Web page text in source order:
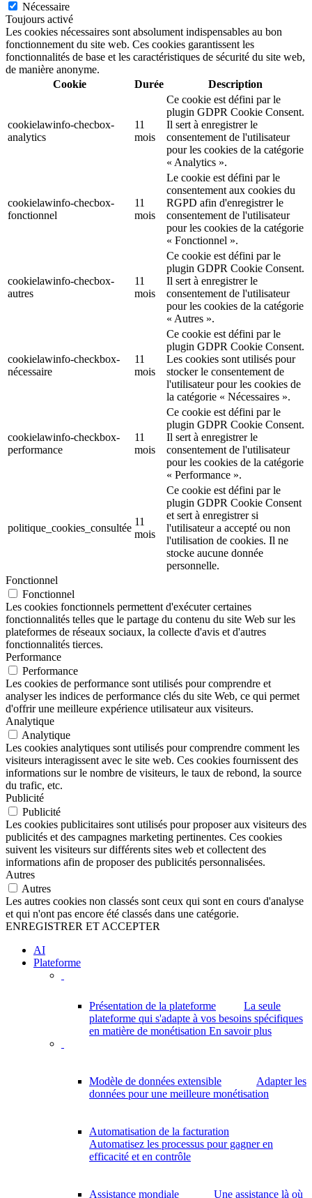
Nécessaire
Toujours activé
Les cookies nécessaires sont absolument indispensables au bon
fonctionnement du site web. Ces cookies garantissent les
fonctionnalités de base et les caractéristiques de sécurité du site web,
de manière anonyme.
Cookie
Durée Description
cookielawinfo-checbox-
analytics
11
mois
Ce cookie est défini par le
plugin GDPR Cookie Consent.
Il sert à enregistrer le
consentement de l'utilisateur
pour les cookies de la catégorie
« Analytics ».
cookielawinfo-checbox-
fonctionnel
11
mois
Le cookie est défini par le
consentement aux cookies du
RGPD afin d'enregistrer le
consentement de l'utilisateur
pour les cookies de la catégorie
« Fonctionnel ».
cookielawinfo-checbox-
autres
11
mois
Ce cookie est défini par le
plugin GDPR Cookie Consent.
Il sert à enregistrer le
consentement de l'utilisateur
pour les cookies de la catégorie
« Autres ».
cookielawinfo-checkbox-
nécessaire
11
mois
Ce cookie est défini par le
plugin GDPR Cookie Consent.
Les cookies sont utilisés pour
stocker le consentement de
l'utilisateur pour les cookies de
la catégorie « Nécessaires ».
cookielawinfo-checkbox-
performance
11
mois
Ce cookie est défini par le
plugin GDPR Cookie Consent.
Il sert à enregistrer le
consentement de l'utilisateur
pour les cookies de la catégorie
« Performance ».
politique_cookies_consultée
11
mois
Ce cookie est défini par le
plugin GDPR Cookie Consent
et sert à enregistrer si
l'utilisateur a accepté ou non
l'utilisation de cookies. Il ne
stocke aucune donnée
personnelle.
Fonctionnel
Fonctionnel
Les cookies fonctionnels permettent d'exécuter certaines
fonctionnalités telles que le partage du contenu du site Web sur les
plateformes de réseaux sociaux, la collecte d'avis et d'autres
fonctionnalités tierces.
Performance
Performance
Les cookies de performance sont utilisés pour comprendre et
analyser les indices de performance clés du site Web, ce qui permet
d'offrir une meilleure expérience utilisateur aux visiteurs.
Analytique
Analytique
Les cookies analytiques sont utilisés pour comprendre comment les
visiteurs interagissent avec le site web. Ces cookies fournissent des
informations sur le nombre de visiteurs, le taux de rebond, la source
du trafic, etc.
Publicité
Publicité
Les cookies publicitaires sont utilisés pour proposer aux visiteurs des
publicités et des campagnes marketing pertinentes. Ces cookies
suivent les visiteurs sur différents sites web et collectent des
informations afin de proposer des publicités personnalisées.
Autres
Autres
Les autres cookies non classés sont ceux qui sont en cours d'analyse
et qui n'ont pas encore été classés dans une catégorie.
ENREGISTRER ET ACCEPTER
AI
Plateforme
Présentation de la plateforme
La seule
plateforme qui s'adapte à vos besoins spécifiques
en matière de monétisation En savoir plus
Modèle de données extensible
Adapter les
données pour une meilleure monétisation
Automatisation de la facturation
Automatisez les processus pour gagner en
efficacité et en contrôle
Assistance mondiale Une assistance là où